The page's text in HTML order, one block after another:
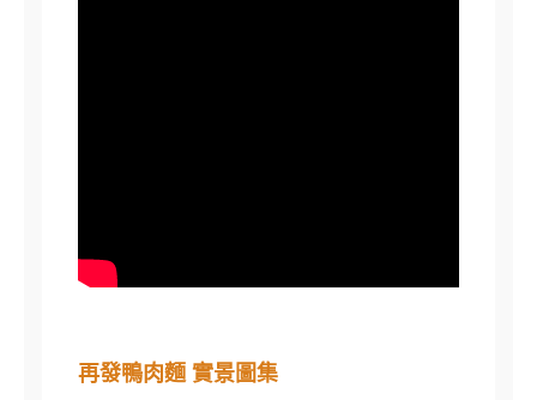
再發鴨肉麵 實景圖集